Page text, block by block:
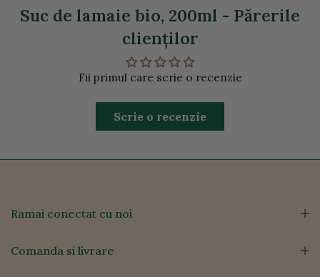
Suc de lamaie bio, 200ml - Părerile
clienţilor
Fii primul care scrie o recenzie
Scrie o recenzie
Ramai conectat cu noi
Comanda si livrare